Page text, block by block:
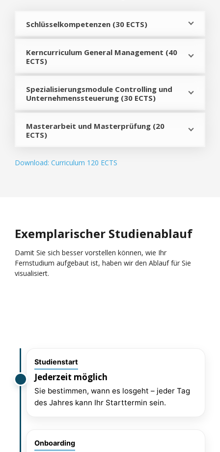
Schlüsselkompetenzen (30 ECTS)
Kerncurriculum General Management (40
ECTS)
Spezialisierungsmodule Controlling und
Unternehmenssteuerung (30 ECTS)
Masterarbeit und Masterprüfung (20
ECTS)
Download: Curriculum 120 ECTS
Exemplarischer Studienablauf
Damit Sie sich besser vorstellen können, wie Ihr
Fernstudium aufgebaut ist, haben wir den Ablauf für Sie
visualisiert.
Studienstart
Jederzeit möglich
Sie bestimmen, wann es losgeht – jeder Tag
des Jahres kann Ihr Starttermin sein.
Onboarding